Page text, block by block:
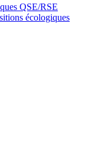
QSE/RSE
écologiques